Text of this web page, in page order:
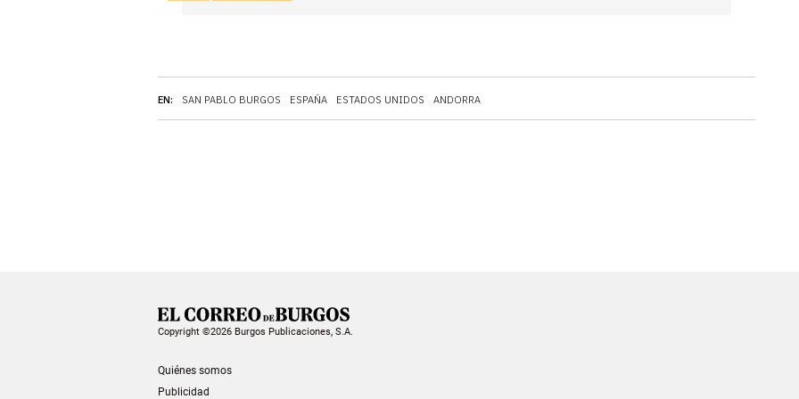
EN: SAN PABLO BURGOS ESPAÑA ESTADOS UNIDOS ANDORRA
Copyright ©2026 Burgos Publicaciones, S.A.
Quiénes somos
Publicidad